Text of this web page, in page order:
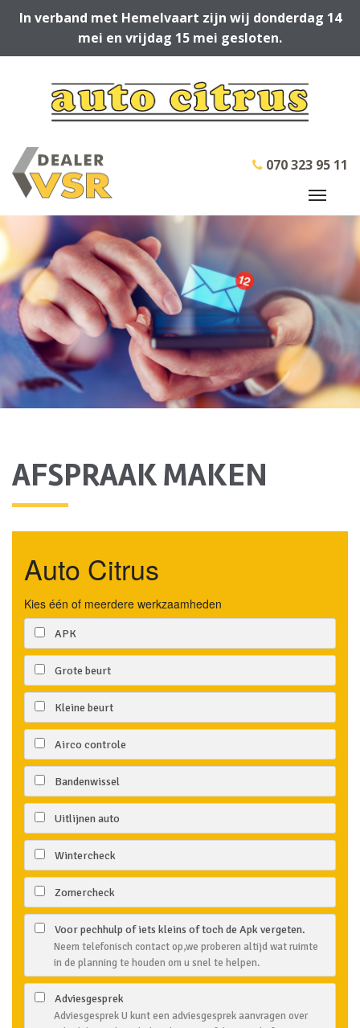
In verband met Hemelvaart zijn wij donderdag 14
mei en vrijdag 15 mei gesloten.
070 323 95 11
AFSPRAAK MAKEN